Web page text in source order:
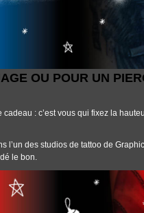
OU POUR UN
: c’est vous qui fixez la
l’un des studios de tattoo de
le bon.
?